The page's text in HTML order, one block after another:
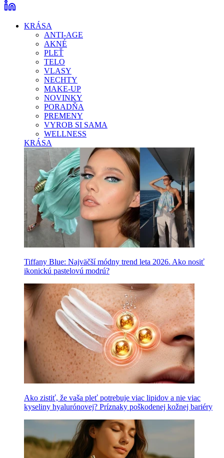
KRÁSA
ANTI-AGE
AKNÉ
PLEŤ
TELO
VLASY
NECHTY
MAKE-UP
NOVINKY
PORADŇA
PREMENY
VYROB SI SAMA
WELLNESS
KRÁSA
Tiffany Blue: Najväčší módny trend leta 2026. Ako nosiť
ikonickú pastelovú modrú?
Ako zistiť, že vaša pleť potrebuje viac lipidov a nie viac
kyseliny hyalurónovej? Príznaky poškodenej kožnej bariéry